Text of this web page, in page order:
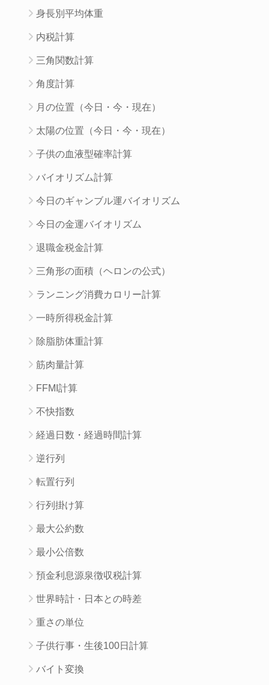
身長別平均体重
内税計算
三角関数計算
角度計算
月の位置（今日・今・現在）
太陽の位置（今日・今・現在）
子供の血液型確率計算
バイオリズム計算
今日のギャンブル運バイオリズム
今日の金運バイオリズム
退職金税金計算
三角形の面積（ヘロンの公式）
ランニング消費カロリー計算
一時所得税金計算
除脂肪体重計算
筋肉量計算
FFMI計算
不快指数
経過日数・経過時間計算
逆行列
転置行列
行列掛け算
最大公約数
最小公倍数
預金利息源泉徴収税計算
世界時計・日本との時差
重さの単位
子供行事・生後100日計算
バイト変換